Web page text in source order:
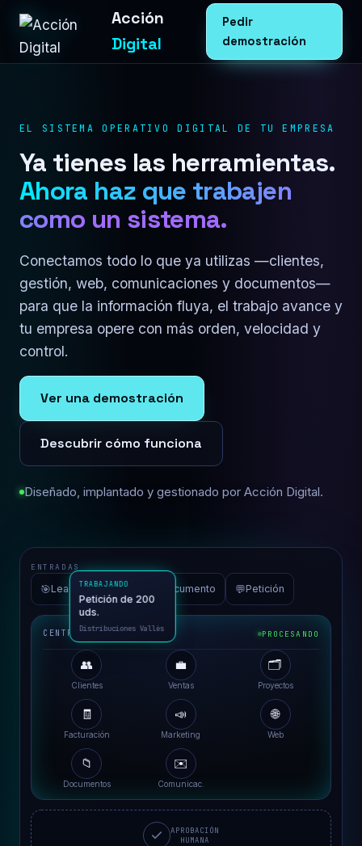
Acción
Digital
Pedir
demostración
EL SISTEMA OPERATIVO DIGITAL DE TU EMPRESA
Ya tienes las herramientas.
Ahora haz que trabajen
como un sistema.
Conectamos todo lo que ya utilizas —clientes,
gestión, web, comunicaciones y documentos—
para que la información fluya, el trabajo avance y
tu empresa opere con más orden, velocidad y
control.
Ver una demostración
Descubrir cómo funciona
Diseñado, implantado y gestionado por Acción Digital.
ENTRADAS
🎯Lead 📮Email Documento 💬Petición
CENTRO DE OPERACIONES PROCESANDO
👥
Clientes
💼
Ventas
🗂️
Proyectos
🧾
Facturación
📣
Marketing
🌐
Web
📁
Documentos
✉️
Comunicac.
APROBACIÓN
HUMANA
TRABAJANDO
Distribuciones Vallès